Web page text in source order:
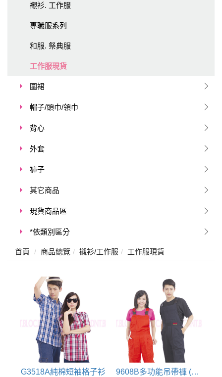
襯衫. 工作服
專職服系列
和服. 祭典服
工作服現貨
圍裙
帽子/頭巾/領巾
背心
外套
褲子
其它商品
現貨商品區
*依類別區分
首頁 商品總覽 襯衫/工作服 工作服現貨
G3518A純棉短袖格子衫 9608B多功能吊帶褲 (防汙處裡)